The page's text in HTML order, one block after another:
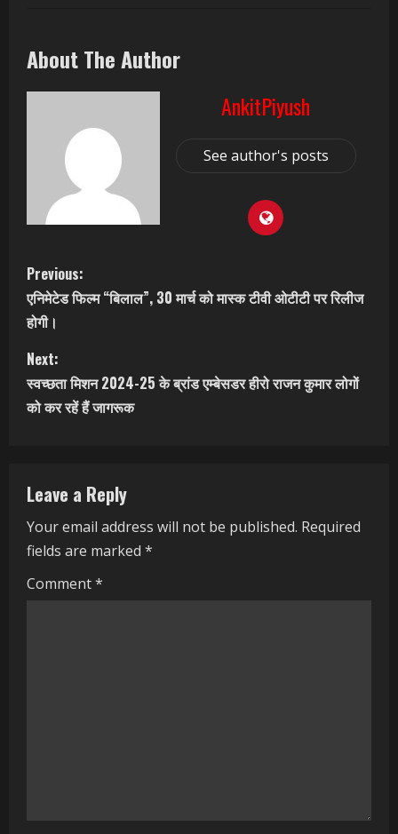
About The Author
AnkitPiyush
See author's posts
C
o
n
t
u
e
R
Previous:
एनिमेटेड फिल्म “बिलाल”, 30 मार्च को मास्क टीवी ओटीटी पर रिलीज
होगी।
Next:
स्वच्छता मिशन 2024-25 के ब्रांड एम्बेसडर हीरो राजन कुमार लोगों
को कर रहें हैं जागरूक
Leave a Reply
Your email address will not be published. Required
fields are marked *
Comment*